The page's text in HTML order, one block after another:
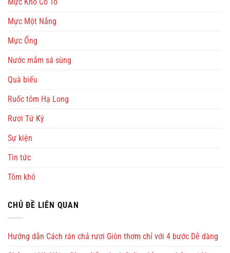
Mực Một Nắng
Mực Ống
Nước mắm sá sùng
Quà biếu
Ruốc tôm Hạ Long
Rươi Tứ Kỳ
Sự kiện
Tin tức
Tôm khô
CHỦ ĐỀ LIÊN QUAN
Hướng dẫn Cách rán chả rươi Giòn thơm chỉ với 4 bước Dễ dàng